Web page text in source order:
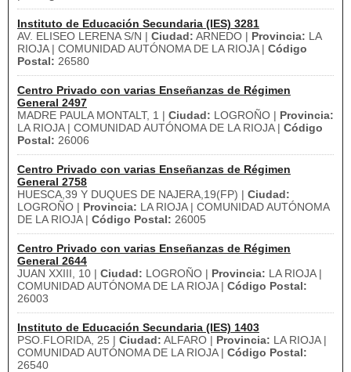
Instituto de Educación Secundaria (IES) 3281
AV. ELISEO LERENA S/N | Ciudad: ARNEDO | Provincia: LA
RIOJA | COMUNIDAD AUTÓNOMA DE LA RIOJA | Código
Postal: 26580
Centro Privado con varias Enseñanzas de Régimen
General 2497
MADRE PAULA MONTALT, 1 | Ciudad: LOGROÑO | Provincia:
LA RIOJA | COMUNIDAD AUTÓNOMA DE LA RIOJA | Código
Postal: 26006
Centro Privado con varias Enseñanzas de Régimen
General 2758
HUESCA,39 Y DUQUES DE NAJERA,19(FP) | Ciudad:
LOGROÑO | Provincia: LA RIOJA | COMUNIDAD AUTÓNOMA
DE LA RIOJA | Código Postal: 26005
Centro Privado con varias Enseñanzas de Régimen
General 2644
JUAN XXIII, 10 | Ciudad: LOGROÑO | Provincia: LA RIOJA |
COMUNIDAD AUTÓNOMA DE LA RIOJA | Código Postal:
26003
Instituto de Educación Secundaria (IES) 1403
PSO.FLORIDA, 25 | Ciudad: ALFARO | Provincia: LA RIOJA |
COMUNIDAD AUTÓNOMA DE LA RIOJA | Código Postal:
26540